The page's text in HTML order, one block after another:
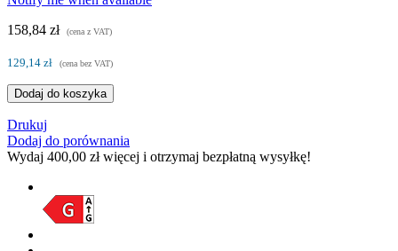
158,84 zł
(cena z VAT)
129,14 zł (cena bez VAT)
Dodaj do koszyka
Drukuj
Dodaj do porównania
Wydaj 400,00 złwięcej i otrzymaj bezpłatną wysyłkę!